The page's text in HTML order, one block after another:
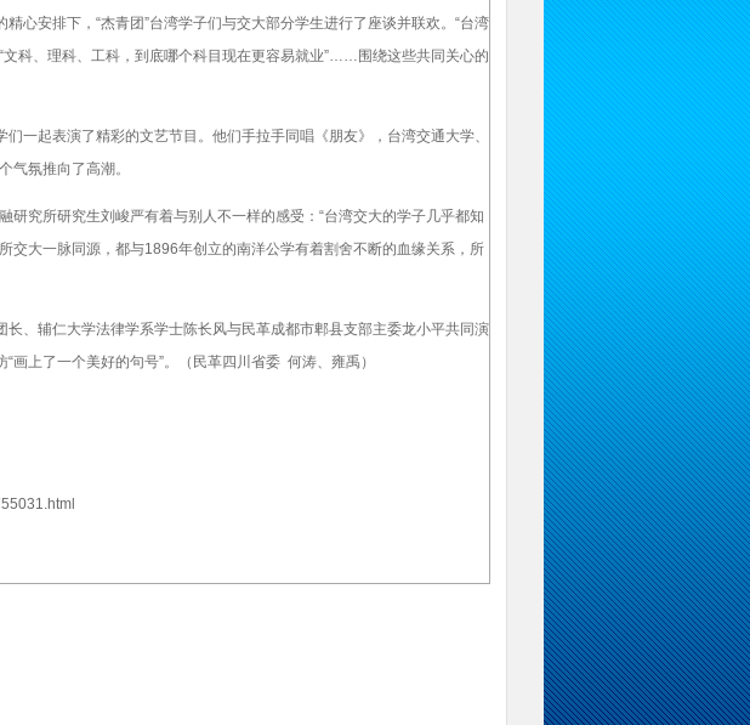
心安排下，“杰青团”台湾学子们与交大部分学生进行了座谈并联欢。“台湾
文科、理科、工科，到底哪个科目现在更容易就业”……围绕这些共同关心的
起表演了精彩的文艺节目。他们手拉手同唱《朋友》，台湾交通大学、
气氛推向了高潮。
究所研究生刘峻严有着与别人不一样的感受：“台湾交大的学子几乎都知
交大一脉同源，都与1896年创立的南洋公学有着割舍不断的血缘关系，所
、辅仁大学法律学系学士陈长风与民革成都市郫县支部主委龙小平共同演
画上了一个美好的句号”。（民革四川省委 何涛、雍禹）